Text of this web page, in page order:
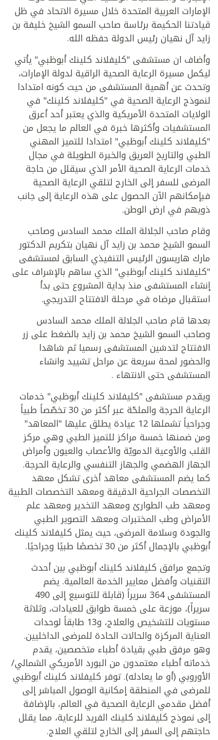
الإمارات العربية المتحدة خلال مسيرة الاتحاد في ظل
قيادتنا الحكيمة برئاسة صاحب السمو الشيخ خليفة بن
زايد آل نهيان رئيس الدولة حفظه الله.
وأضاف ان مستشفى "كليفلاند كلينك أبوظبي" يأتي
ليكمل مسيرة الرعاية الصحية الراقية لدولة الإمارات،
وتحدث عن أهمية المستشفى من حيث كونه امتدادا
لنموذج الرعاية الصحية في "كليفلاند كلينك" في
الولايات المتحدة الأمريكية والذي يعتبر أحد أعرق
المستشفيات وأكثرها خبرة في العالم ما يجعل من
"كليفلاند كلينك أبوظبي" امتدادا للتميز المهني
الطبي والتاريخ العريق والخبرة الطويلة في مجال
خدمات الرعاية الصحية الأمر الذي سيقلل من حاجة
المرضى للسفر إلى الخارج لتلقي الرعاية الصحية
فبإمكانهم الآن الحصول على هذه الرعاية إلى جانب
ذويهم في ارض الوطن.
وقام صاحب الجلالة الملك محمد السادس وصاحب
السمو الشيخ محمد بن زايد آل نهيان بتكريم الدكتور
مارك هاريسون الرئيس التنفيذي السابق لمستشفى
"كليفلاند كلينك أبوظبي" الذي ساهم بالإشراف على
إنشاء المستشفى منذ بداية المشروع حتى بدأ
استقبال مرضاه في مرحلة الافتتاح التدريجي.
بعدها قام صاحب الجلالة الملك محمد السادس
وصاحب السمو الشيخ محمد بن زايد بالضغط على زر
الافتتاح لتدشين المستشفى رسميا ثم شاهدا
والحضور لمحة سريعة عن مراحل تشييد وانشاء
المستشفى حتى الانتهاء .
ويقدم مستشفى "كليفلاند كلينك أبوظبي" خدمات
الرعاية الحرجة والملحّة عبر أكثر من 30 تخصّصاً طبياً
وجراحياً تشملها 12 عيادة يطلق عليها "المعاهد"
ومن ضمنها خمسة مراكز للتميز الطبي وهي مركز
القلب والأوعية الدمويّة والأعصاب والعيون وأمراض
الجهاز الهضمي والجهاز التنفسي والرعاية الحرجة.
كما يضم المستشفى معاهد أخرى تشكل معهد
التخصصات الجراحية الدقيقة ومعهد التخصصات الطبية
ومعهد طب الطوارئ ومعهد التخدير ومعهد علم
الأمراض وطب المختبرات ومعهد التصوير الطبي
والجودة وسلامة المرضى، حيث يمثل كليفلاند كلينك
أبوظبي بالإجمال أكثر من 30 تخصصًا طبيًا وجراحيًا.
وتجمع مرافق كليفلاند كلينك أبوظبي بين أحدث
التقنيات وأفضل معايير الخدمة العالمية. يضم
المستشفى 364 سريراً (قابلة للتوسيع إلى 490
سريراً)، موزعة على خمسة طوابق للعيادات، وثلاثة
مستويات للتشخيص والعلاج، و13 طابقاً لوحدات
العناية المركزة والحالات الحادة للمرضى الداخليين.
وهو مرفق طبي بقيادة أطباء متخصصين، يقدم
خدماته أطباء معتمدون من البورد الأمريكي الشمالي/
الأوروبي (أو ما يعادله). توفر كليفلاند كلينك أبوظبي
للمرضى في المنطقة إمكانية الوصول المباشر إلى
أفضل مقدمي الرعاية الصحية في العالم، بالإضافة
إلى نموذج كليفلاند كلينك الفريد للرعاية، مما يقلل
حاجتهم إلى السفر إلى الخارج لتلقي العلاج.